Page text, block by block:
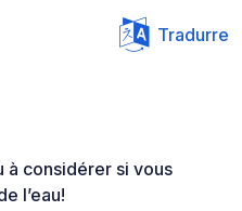
Tradurre
à considérer si vous
l’eau!